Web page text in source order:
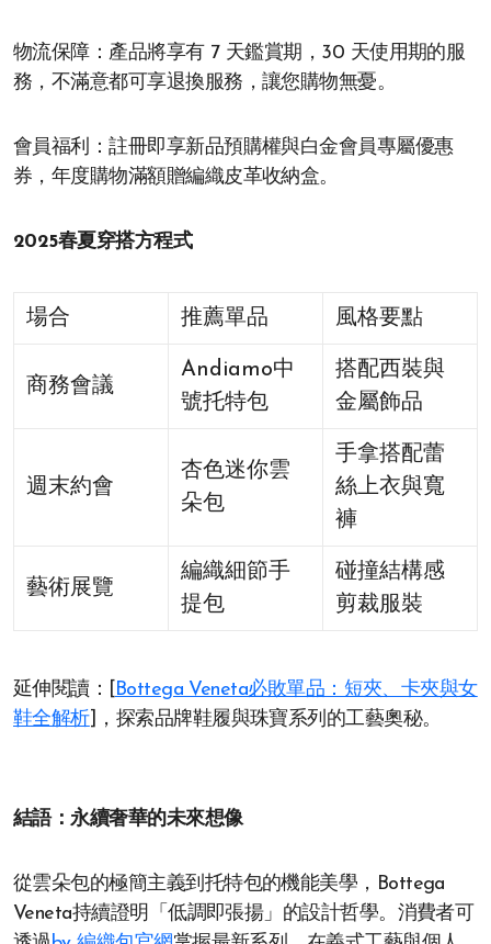
物流保障：產品將享有 7 天鑑賞期，30 天使用期的服
務，不滿意都可享退換服務，讓您購物無憂。
會員福利：註冊即享新品預購權與白金會員專屬優惠
券，年度購物滿額贈編織皮革收納盒。
2025春夏穿搭方程式
場合 推薦單品 風格要點
商務會議
Andiamo中
號托特包
搭配西裝與
金屬飾品
週末約會
杏色迷你雲
朵包
手拿搭配蕾
絲上衣與寬
褲
藝術展覽
編織細節手
提包
碰撞結構感
剪裁服裝
延伸閱讀：[Bottega Veneta必敗單品：短夾、卡夾與女
鞋全解析]，探索品牌鞋履與珠寶系列的工藝奧秘。
結語：永續奢華的未來想像
從雲朵包的極簡主義到托特包的機能美學，Bottega
Veneta持續證明「低調即張揚」的設計哲學。消費者可